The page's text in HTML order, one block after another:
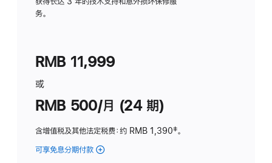
务。
RMB 11,999
或
RMB 500/月 (24 期)
含增值税及其他法定税费：约 RMB 1,390脚
‡。
可享免息分期付款 (Studio